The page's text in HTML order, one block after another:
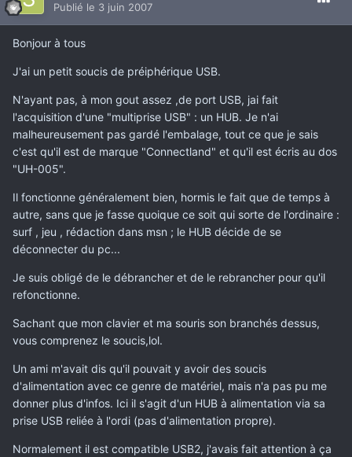
Publié le 3 juin 2007
Bonjour à tous
J'ai un petit soucis de préiphérique USB.
N'ayant pas, à mon gout assez ,de port USB, jai fait
l'acquisition d'une "multiprise USB" : un HUB. Je n'ai
malheureusement pas gardé l'embalage, tout ce que je sais
c'est qu'il est de marque "Connectland" et qu'il est écris au dos
"UH-005".
Il fonctionne généralement bien, hormis le fait que de temps à
autre, sans que je fasse quoique ce soit qui sorte de l'ordinaire :
surf , jeu , rédaction dans msn ; le HUB décide de se
déconnecter du pc...
Je suis obligé de le débrancher et de le rebrancher pour qu'il
refonctionne.
Sachant que mon clavier et ma souris son branchés dessus,
vous comprenez le soucis,lol.
Un ami m'avait dis qu'il pouvait y avoir des soucis
d'alimentation avec ce genre de matériel, mais n'a pas pu me
donner plus d'infos. Ici il s'agit d'un HUB à alimentation via sa
prise USB reliée à l'ordi (pas d'alimentation propre).
Normalement il est compatible USB2, j'avais fait attention à ça